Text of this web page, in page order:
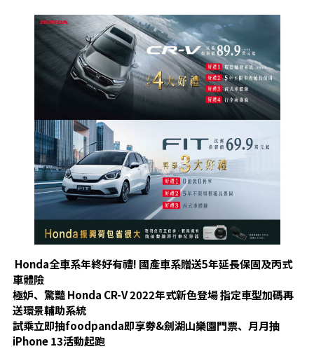
Honda全車系年終好有禮! 國產車系贈送5年延長保固及丙式
車體險
極妒、驚豔Honda CR-V 2022年式新色登場指定車型加碼再
送環景輔助系統
試乘立即抽foodpanda即享劵&劍湖山樂園門票、月月抽
iPhone 13活動起跑